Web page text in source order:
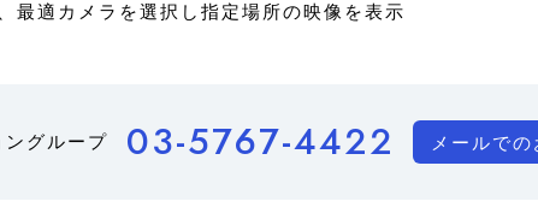
最適カメラを選択し指定場所の映像を表示
グループ 03-5767-4422 メールで